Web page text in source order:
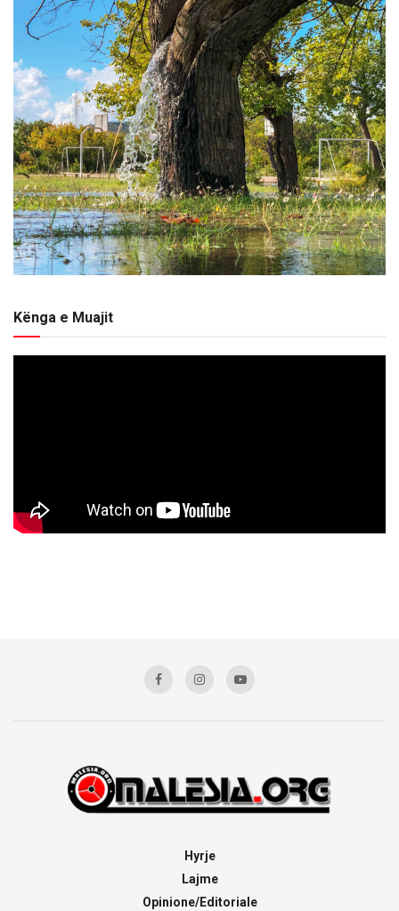
Kënga e Muajit
Hyrje
Lajme
Opinione/Editoriale